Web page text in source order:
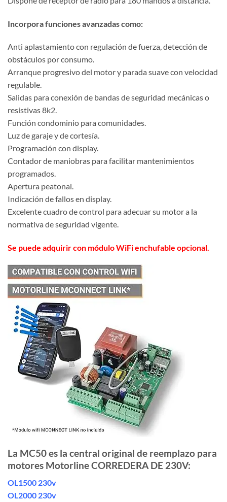
Incorpora funciones avanzadas como:
Anti aplastamiento con regulación de fuerza, detección de
obstáculos por consumo.
Arranque progresivo del motor y parada suave con velocidad
regulable.
Salidas para conexión de bandas de seguridad mecánicas o
resistivas 8k2.
Función condominio para comunidades.
Luz de garaje y de cortesía.
Programación con display.
Contador de maniobras para facilitar mantenimientos
programados.
Apertura peatonal.
Indicación de fallos en display.
Excelente cuadro de control para adecuar su motor a la
normativa de seguridad vigente.
Se puede adquirir con módulo WiFi enchufable opcional.
La MC50 es la central original de reemplazo para
motores Motorline CORREDERA DE 230V:
OL1500 230v
OL2000 230v